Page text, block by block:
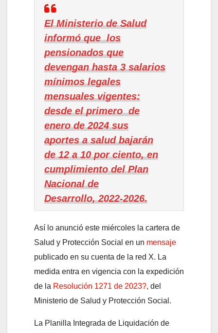
El Ministerio de Salud
informó que los
pensionados que
devengan hasta 3 salarios
mínimos legales
mensuales vigentes:
desde el primero de
enero de 2024 sus
aportes a salud bajarán
de 12 a 10 por ciento, en
cumplimiento del Plan
Nacional de
Desarrollo,2022-2026.
Así lo anunció este miércoles la cartera de
Salud y Protección Social en un mensaje
publicado en su cuenta de la red X. La
medida entra en vigencia con la expedición
de la Resolución 1271 de 2023?, del
Ministerio de Salud y Protección Social.
La Planilla Integrada de Liquidación de